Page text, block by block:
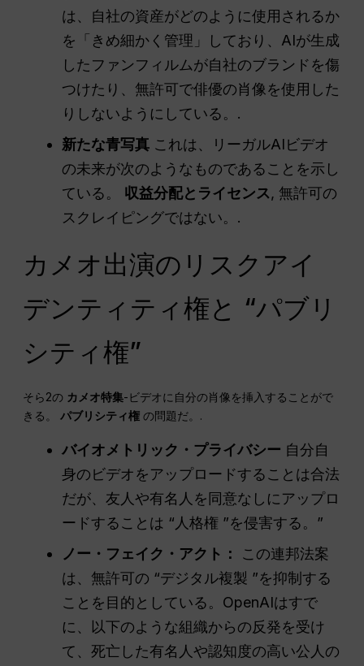
は、自社の資産がどのように使用されるか
を「きめ細かく管理」しており、AIが生成
したファンフィルムが自社のブランドを傷
つけたり、無許可で俳優の肖像を使用した
りしないようにしている。.
新たな青写真 これは、リーガルAIビデオ
の未来が次のようなものであることを示し
ている。 収益分配とライセンス, 無許可の
スクレイピングではない。.
カメオ出演のリスクアイ
デンティティ権と “パブリ
シティ権”
そら2の カメオ特集-ビデオに自分の肖像を挿入することがで
きる。パブリシティ権 の問題だ。.
バイオメトリック・プライバシー 自分自
身のビデオをアップロードすることは合法
だが、友人や有名人を同意なしにアップロ
ードすることは “人格権 ”を侵害する。”
ノー・フェイク・アクト：
この連邦法案
は、無許可の “デジタル複製 ”を抑制する
ことを目的としている。OpenAIはすで
に、以下のような組織からの反発を受け
て、死亡した有名人や認知度の高い公人の